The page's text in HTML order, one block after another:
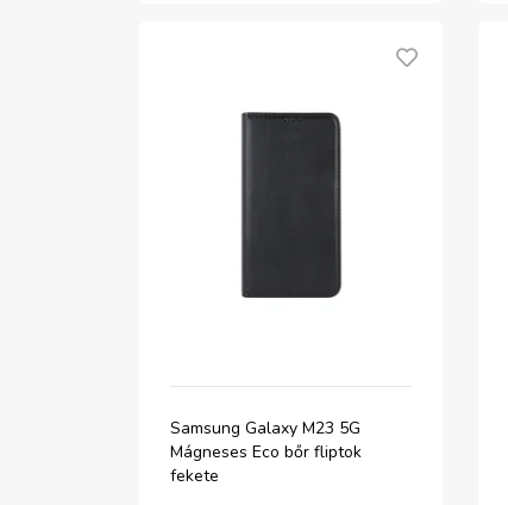
Samsung Galaxy M23 5G
Mágneses Eco bőr fliptok
fekete